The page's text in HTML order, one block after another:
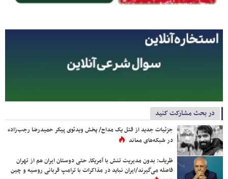
در بحث مشارکت کنید
جزئیات جدید از قتل یک مداح/ پخش ویدئوی پیکر حمیدرضا رجب‌زاده
در شبکه‌های معاند
ظریف: بدون مدیریت تنش با آمریکا، حتی دوستان ایران هم از تهران
فاصله می‌گیرند/ایران نباید در مذاکرات با ترامپ قربانی روسیه و چین